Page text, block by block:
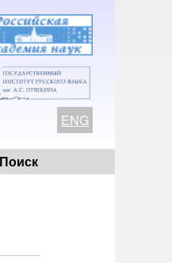
ENG
Поиск